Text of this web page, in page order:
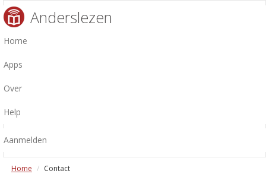
Anderslezen
Home
Apps
Over
Help
Aanmelden
Home Contact